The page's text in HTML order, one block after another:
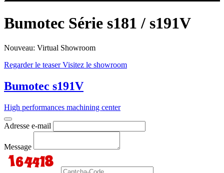
Bumotec Série s181 / s191V
Nouveau: Virtual Showroom
Regarder le teaser Visitez le showroom
Bumotec s191V
High performances machining center
Adresse e-mail
Message